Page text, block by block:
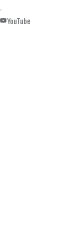
YouTube